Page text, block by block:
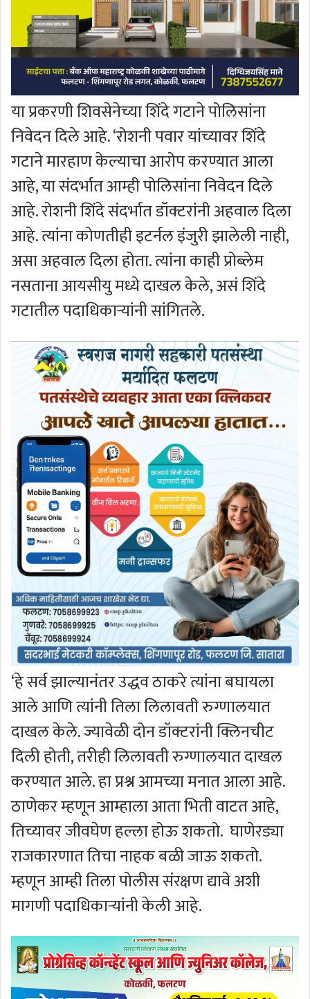
या प्रकरणी शिवसेनेच्या शिंदे गटाने पोलिसांना
निवेदन दिले आहे. ‘रोशनी पवार यांच्यावर शिंदे
गटाने मारहाण केल्याचा आरोप करण्यात आला
आहे, या संदर्भात आम्ही पोलिसांना निवेदन दिले
आहे. रोशनी शिंदे संदर्भात डॉक्टरांनी अहवाल दिला
आहे. त्यांना कोणतीही इटर्नल इंजुरी झालेली नाही,
असा अहवाल दिला होता. त्यांना काही प्रोब्लेम
नसताना आयसीयु मध्ये दाखल केले, असं शिंदे
गटातील पदाधिकाऱ्यांनी सांगितले.
‘हे सर्व झाल्यानंतर उद्धव ठाकरे त्यांना बघायला
आले आणि त्यांनी तिला लिलावती रुग्णालयात
दाखल केले. ज्यावेळी दोन डॉक्टरांनी क्लिनचीट
दिली होती, तरीही लिलावती रुग्णालयात दाखल
करण्यात आले. हा प्रश्न आमच्या मनात आला आहे.
ठाणेकर म्हणून आम्हाला आता भिती वाटत आहे,
तिच्यावर जीवघेण हल्ला होऊ शकतो. घाणेरड्या
राजकारणात तिचा नाहक बळी जाऊ शकतो.
म्हणून आम्ही तिला पोलीस संरक्षण द्यावे अशी
मागणी पदाधिकाऱ्यांनी केली आहे.